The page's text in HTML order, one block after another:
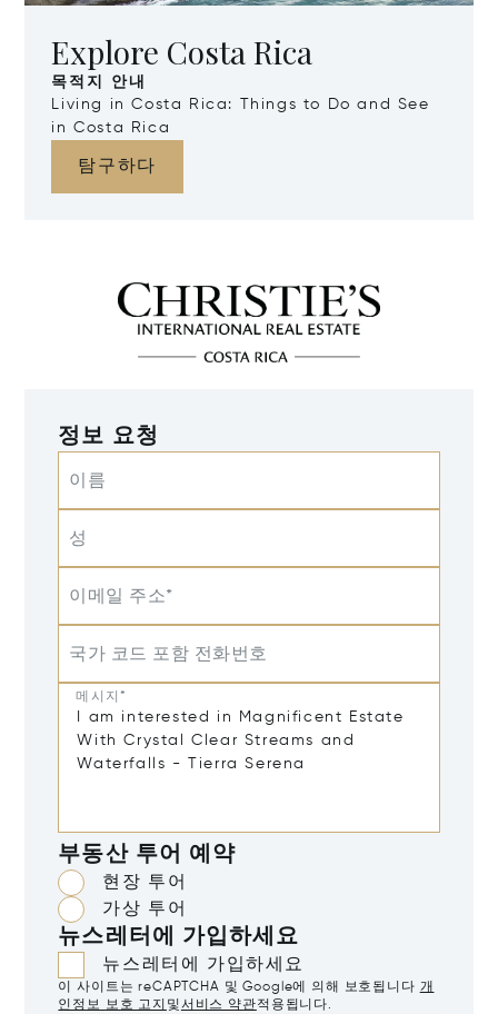
Explore Costa Rica
목적지 안내
Living in Costa Rica: Things to Do and See
in Costa Rica
탐구하다
정보 요청
이름
성
이메일 주소*
국가 코드 포함 전화번호
메시지*
부동산 투어 예약
현장 투어
가상 투어
뉴스레터에 가입하세요
뉴스레터에 가입하세요
이 사이트는 reCAPTCHA 및 Google에 의해 보호됩니다 개
인정보 보호 고지 및서비스 약관적용됩니다.